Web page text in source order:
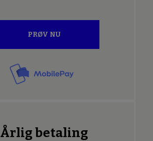
PRØV NU
Årlig betaling